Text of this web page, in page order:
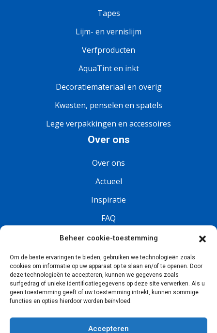
Beheer cookie-toestemming
Om de beste ervaringen te bieden, gebruiken we technologieën zoals
cookies om informatie op uw apparaat op te slaan en/of te openen. Door
deze technologieën te accepteren, kunnen we gegevens zoals
surfgedrag of unieke identificatiegegevens op deze site verwerken. Als u
geen toestemming geeft of uw toestemming intrekt, kunnen sommige
functies en opties hierdoor worden beïnvloed.
Accepteren
Tapes
Lijm- en vernislijm
Verfproducten
AquaTint en inkt
Decoratiemateriaal en overig
Kwasten, penselen en spatels
Lege verpakkingen en accessoires
Over ons
Over ons
Actueel
Inspiratie
FAQ
Vacatures
Volg ons